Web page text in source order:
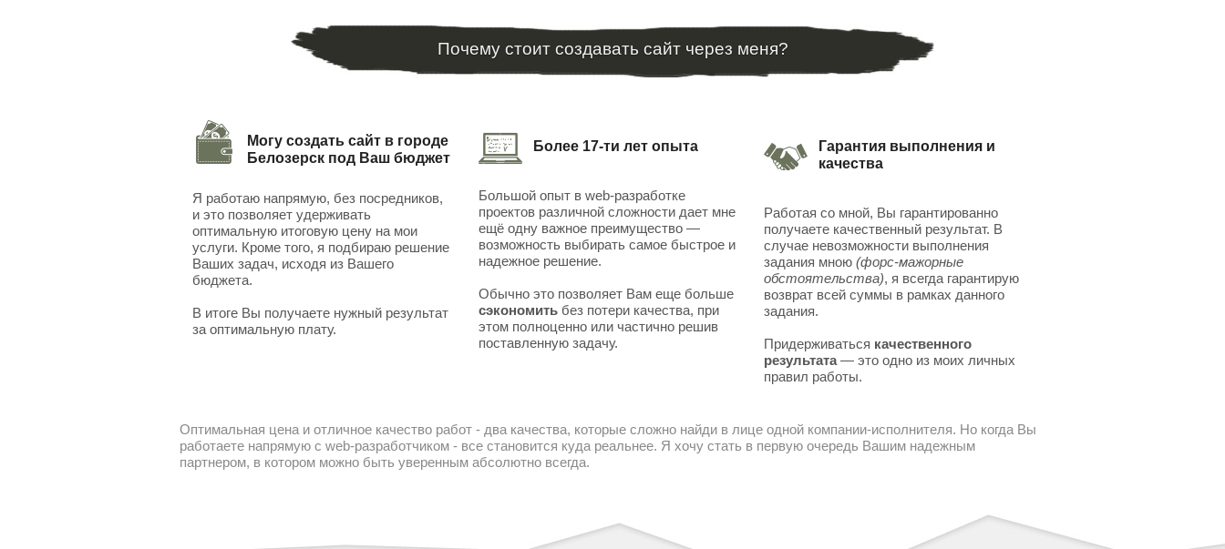
Почему стоит создавать сайт через меня?
Могу создать сайт в городе
Белозерск под Ваш бюджет
Я работаю напрямую, без посредников,
и это позволяет удерживать
оптимальную итоговую цену на мои
услуги. Кроме того, я подбираю решение
Ваших задач, исходя из Вашего
бюджета.
В итоге Вы получаете нужный результат
за оптимальную плату.
Более 17-ти лет опыта
Большой опыт в web-разработке
проектов различной сложности дает мне
ещё одну важное преимущество —
возможность выбирать самое быстрое и
надежное решение.
Обычно это позволяет Вам еще больше
сэкономитьбез потери качества, при
этом полноценно или частично решив
поставленную задачу.
Гарантия выполнения и
качества
Работая со мной, Вы гарантированно
получаете качественный результат. В
случае невозможности выполнения
задания мною(форс-мажорные
обстоятельства), я всегда гарантирую
возврат всей суммы в рамках данного
задания.
Придерживаться качественного
результата— это одно из моих личных
правил работы.
Оптимальная цена и отличное качество работ - два качества, которые сложно найди в лице одной компании-исполнителя. Но когда Вы
работаете напрямую с web-разработчиком - все становится куда реальнее. Я хочу стать в первую очередь Вашим надежным
партнером, в котором можно быть уверенным абсолютно всегда.